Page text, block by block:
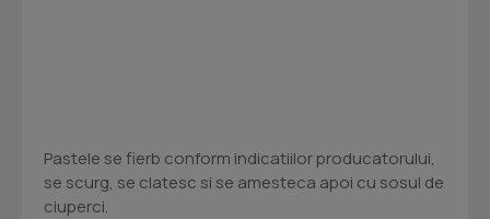
Pastele se fierb conform indicatiilor producatorului,
se scurg, se clatesc si se amesteca apoi cu sosul de
ciuperci.